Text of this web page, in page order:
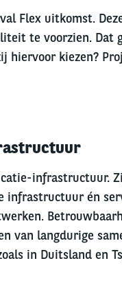
Flex uitkomst.
te voorzien. Dat
hiervoor kiezen?
infrastructuur.
én
van langdurige
in Duitsland en